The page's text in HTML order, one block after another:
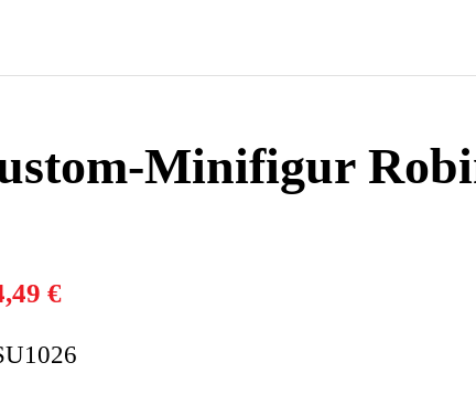
Minifigur
€